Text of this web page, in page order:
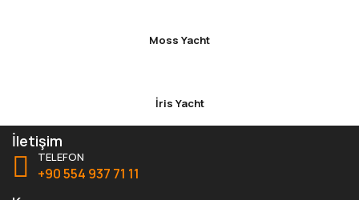
Moss Yacht
İris Yacht
İletişim
TELEFON
+90 554 937 71 11